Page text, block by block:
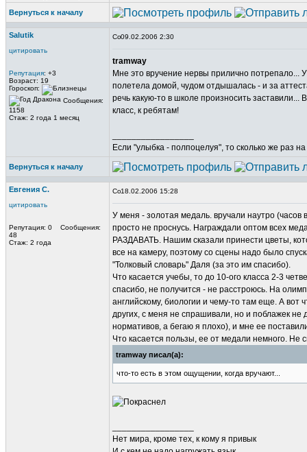
Вернуться к началу
Salutik
цитировать
Репутация: +3
Возраст: 19
Гороскоп:
Сообщения:
1158
Стаж: 2 года 1 месяц
09.02.2006 2:30
tramway
Мне это вручение нервы прилично потрепало...
полетела домой, чудом отдышалась - и за
речь какую-то в школе произносить
класс, к ребятам!
Если "улыбка - полпоцелуя", то сколько же раз
Вернуться к началу
Евгения С.
цитировать
Репутация: 0 Сообщения:
48
Стаж: 2 года
18.02.2006 15:28
У меня - золотая медаль. вручали наутро (часов
просто не проснусь. Награждали оптом всех
РАЗДАВАТЬ. Нашим сказали принести цветы,
все на камеру, поэтому со сцены надо было
"Толковый словарь" Даля (за это им спасибо).
Что касается учебы, то до 10-ого класса 2-3
спасибо, не получится - не расстроюсь. На
английскому, биологии и чему-то там еще. А
других, с меня не спрашивали, но и поблажек
нормативов, а бегаю я плохо), и мне ее
Что касается пользы, ее от медали немного. Не
tramway писал(а):
что-то есть в этом ощущении, когда вручают...
Нет мира, кроме тех, к кому я привык